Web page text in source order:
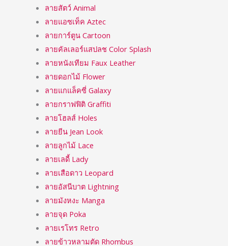
ลายสัตว์ Animal
ลายแอซเท็ค Aztec
ลายการ์ตูน Cartoon
ลายคัลเลอร์แสปลช Color Splash
ลายหนังเทียม Faux Leather
ลายดอกไม้ Flower
ลายแกแล็คซี่ Galaxy
ลายกราฟฟิติ Graffiti
ลายโฮลส์ Holes
ลายยีน Jean Look
ลายลูกไม้ Lace
ลายเลดี้ Lady
ลายเสือดาว Leopard
ลายอัสนีบาต Lightning
ลายมังหงะ Manga
ลายจุด Poka
ลายเรโทร Retro
ลายข้าวหลามตัด Rhombus